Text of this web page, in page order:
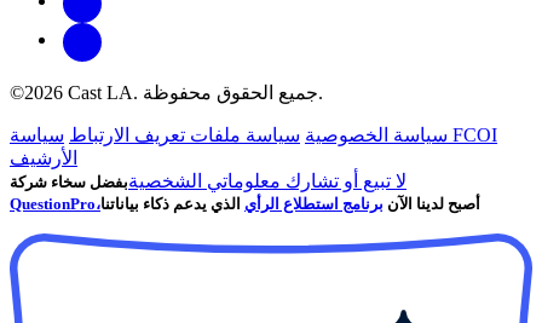
©2026 Cast LA. جميع الحقوق محفوظة.
سياسة الخصوصية سياسة ملفات تعريف الارتباط
سياسة FCOI
الأرشيف
لا تبيع أو تشارك معلوماتي الشخصيةبفضل سخاء شركة
QuestionPro،
أصبح لدينا الآن برنامج استطلاع الرأي الذي يدعم ذكاء بياناتنا